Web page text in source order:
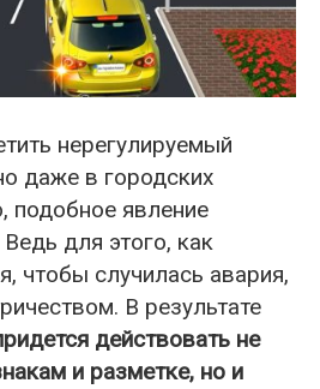
нерегулируемый
даже в городских
подобное явление
для этого, как
чтобы случилась авария,
В результате
действовать не
и разметке, но и